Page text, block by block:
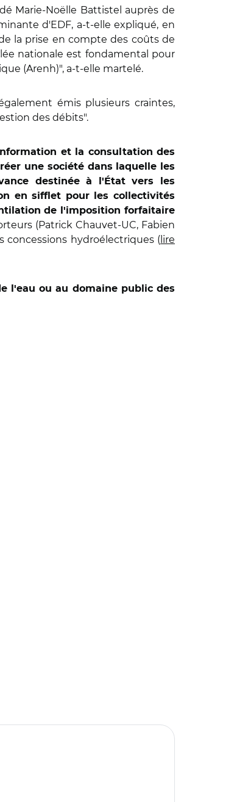
Marie-Noëlle Battistel auprès de
d'EDF, a-t-elle expliqué, en
la prise en compte des coûts de
nationale est fondamental pour
(Arenh)", a-t-elle martelé.
émis plusieurs craintes,
des débits".
et la consultation des
une société dans laquelle les
destinée à l'État vers les
en sifflet pour les collectivités
de l'imposition forfaitaire
(Patrick Chauvet-UC, Fabien
concessions hydroélectriques ( lire
l'eau ou au domaine public des